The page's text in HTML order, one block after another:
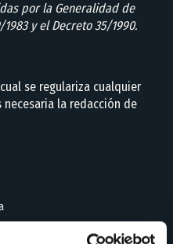
por la Generalidad de
y el Decreto 35/1990.
se regulariza cualquier
la redacción de